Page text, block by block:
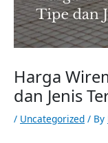
Harga
dan Jenis
/ Uncategorized / By